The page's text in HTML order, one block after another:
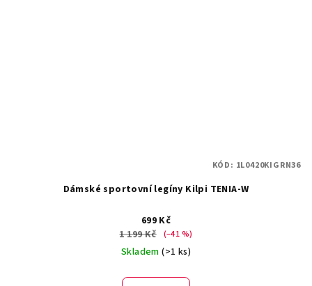
Dámské sportovní legíny Kilpi TENIA-W
699 Kč
1 199 Kč
(–41 %)
Skladem(>1 ks)
KÓD: 1L0420KIGRN36